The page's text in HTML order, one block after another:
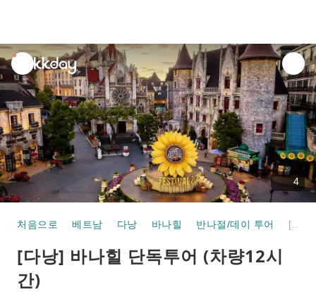
unread
notifications
4
처음으로 베트남 다낭 바나힐 반나절/데이 투어
[다낭] 바나힐 단독투어 (차량12시
간)